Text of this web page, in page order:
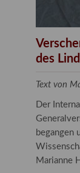
des
Text von
Der
begangen
Marianne